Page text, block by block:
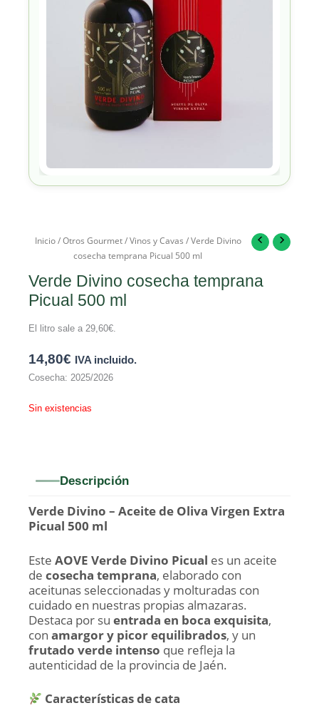
Inicio/Otros Gourmet/Vinos y Cavas / Verde Divino
cosecha temprana Picual 500 ml
Verde Divino cosecha temprana
Picual 500 ml
El litro sale a 29,60€
14,80€ IVA incluido.
Cosecha: 2025/2026
Sin existencias
Descripción
Verde Divino – Aceite de Oliva Virgen Extra
Picual 500 ml
Este AOVE Verde Divino Picual es un aceite
de cosecha temprana, elaborado con
aceitunas seleccionadas y molturadas con
cuidado en nuestras propias almazaras.
Destaca por su entrada en boca exquisita,
con amargor y picor equilibrados, y un
frutado verde intenso que refleja la
autenticidad de la provincia de Jaén.
Características de cata